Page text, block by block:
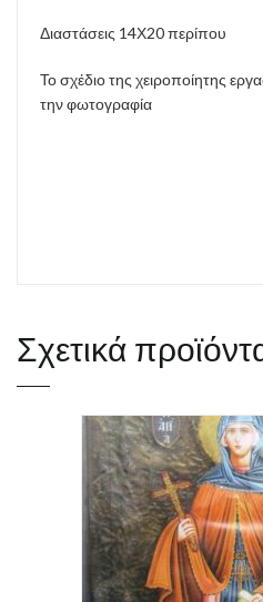
Διαστάσεις 14Χ20 περίπου
Το σχέδιο της χειροποίητης
την φωτογραφία
Σχετικά